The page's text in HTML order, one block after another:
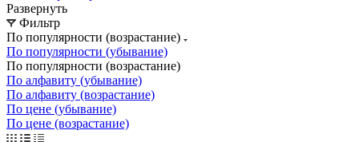
Развернуть
Фильтр
По популярности (возрастание)
По популярности (убывание)
По популярности (возрастание)
По алфавиту (убывание)
По алфавиту (возрастание)
По цене (убывание)
По цене (возрастание)